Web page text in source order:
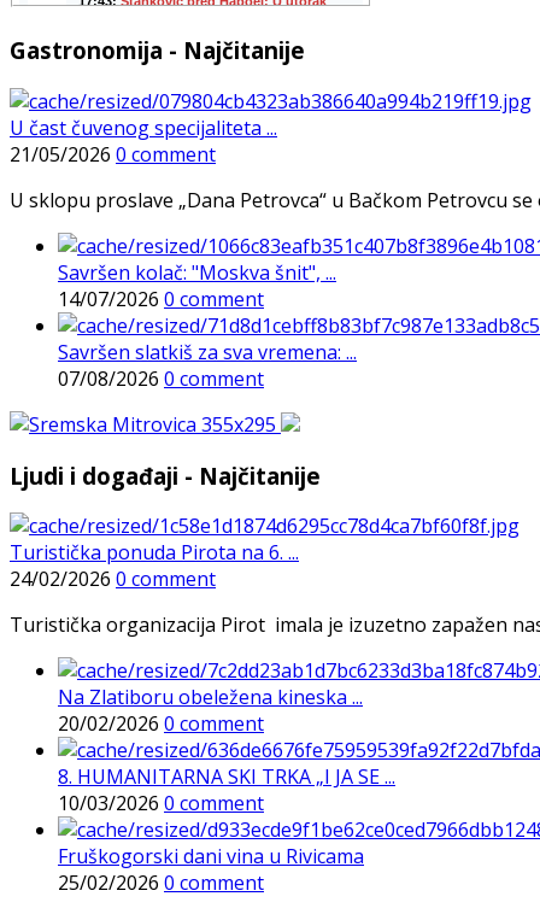
Gastronomija - Najčitanije
U čast čuvenog specijaliteta ...
21/05/2026 0 comment
U sklopu proslave „Dana Petrovca“ u Bačkom Petrovcu
Savršen kolač: "Moskva šnit", ...
14/07/2026 0 comment
Savršen slatkiš za sva vremena: ...
07/08/2026 0 comment
Ljudi i događaji - Najčitanije
Turistička ponuda Pirota na 6. ...
24/02/2026 0 comment
Turistička organizacija Pirot imala je izuzetno zapažen
Na Zlatiboru obeležena kineska ...
20/02/2026 0 comment
8. HUMANITARNA SKI TRKA „I JA SE ...
10/03/2026 0 comment
Fruškogorski dani vina u Rivicama
25/02/2026 0 comment